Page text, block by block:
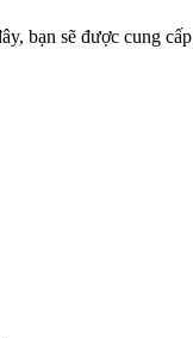
bạn sẽ được cung